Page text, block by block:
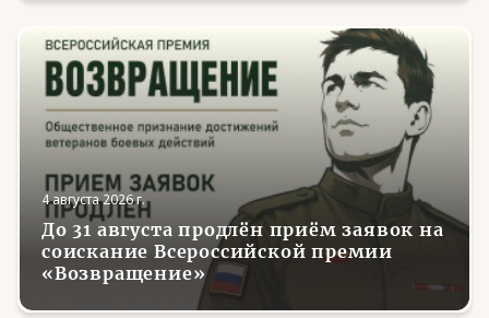
4 августа 2026 г.
До 31 августа продлён приём заявок на
соискание Всероссийской премии
«Возвращение»